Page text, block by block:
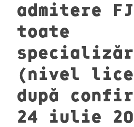
admitere
toate
(nivel
după
24 iulie